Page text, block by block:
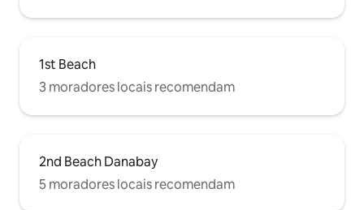
1st Beach
3 moradores locais recomendam
2nd Beach Danabay
5 moradores locais recomendam